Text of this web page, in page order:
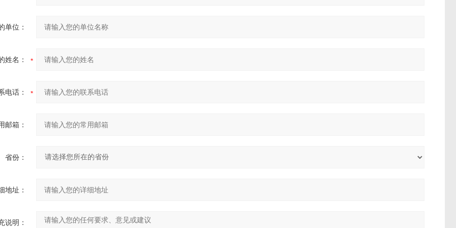
单位：
姓名：
电话：
邮箱：
省份：
地址：
说明：